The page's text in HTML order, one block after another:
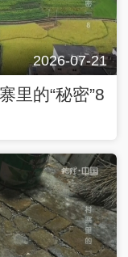
2026-07-21
里的“秘密”8